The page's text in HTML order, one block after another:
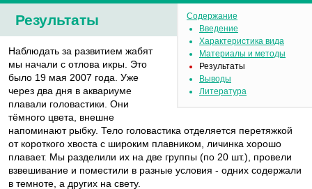
Содержание
Введение
Характеристика вида
Материалы и методы
Результаты
Выводы
Литература
Результаты
Наблюдать за развитием жабят
мы начали с отлова икры. Это
было 19 мая 2007 года. Уже
через два дня в аквариуме
плавали головастики. Они
тёмного цвета, внешне
напоминают рыбку. Тело головастика отделяется перетяжкой
от короткого хвоста с широким плавником, личинка хорошо
плавает. Мы разделили их на две группы (по 20 шт.), провели
взвешивание и поместили в разные условия - одних содержали
в темноте, а других на свету.